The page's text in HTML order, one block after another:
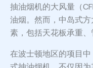
抽油烟机的大风量（
油烟。然而，中岛式
素，包括天花板承重、
在波士顿地区的项目